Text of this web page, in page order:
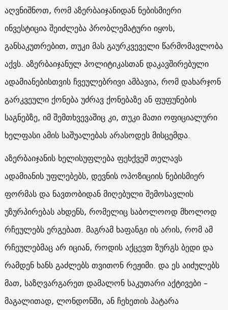
აღვნიშნოთ, რომ აზერბაიჯანიდან ნებისმიერი
ინვესტიცია შეიძლება პრობლემატური იყოს,
განსაკუთრებით, თუკი მას გაურკვეველი წარმომავლობა
აქვს. აზერბაიჯანულ პოლიტიკასთან დაკავშირებული
ადამიანებისთვის ჩვეულებრივი ამბავია, რომ დახარჯონ
გარკვეული ქონება უძრავ ქონებაზე ან ფუფუნების
საგნებზე, იმ შემთხვევაშიც კი, თუკი მათი ოფიციალური
ხელფასი ამის საშუალებას არასოდეს მისცემდა.
აზერბაიჯანის ხელისუფლება ფეხქვეშ თელავს
ადამიანის უფლებებს, დევნის ოპოზიციის ნებისმიერ
ფორმას და ნავთობიდან მიღებული შემოსავლის
უზურპირებას ახდენს, რომელიც საბოლოოდ მხოლოდ
რჩეულებს ერგებათ. მაგრამ ხაფანგი ის არის, რომ ამ
რჩეულებმაც არ იციან, როდის აქცევთ ზურგს ბედი და
რამდენ ხანს გაძლებს თვითონ რეჟიმი. და ეს აიძულებს
მათ, საზღვარგარეთ დამალონ საკუთარი აქტივები –
მაგალითად, ლონდონში, ან ჩეხეთის პატარა